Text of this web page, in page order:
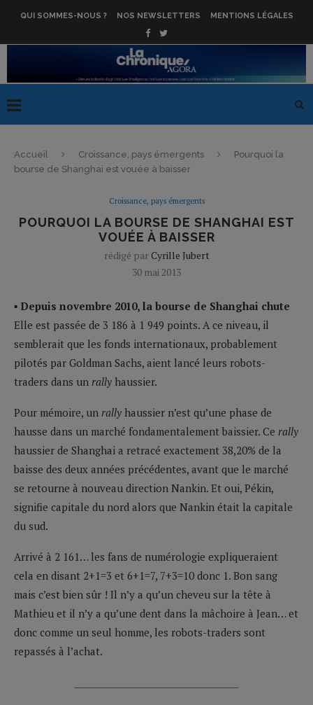
QUI SOMMES-NOUS ? NOS NEWSLETTERS MENTIONS LÉGALES
Accueil Croissance, pays émergents
Pourquoi la
bourse de Shanghai est vouée à baisser
Croissance, pays émergents
POURQUOI LA BOURSE DE SHANGHAI EST
VOUÉE À BAISSER
rédigé parCyrille Jubert
30 mai 2013
▪ Depuis novembre 2010, la bourse de Shanghai chute
Elle est passée de 3 186 à 1 949 points. A ce niveau, il
semblerait que les fonds internationaux, probablement
pilotés par Goldman Sachs, aient lancé leurs robots-
traders dans un rally haussier.
Pour mémoire, un rally haussier n’est qu’une phase de
hausse dans un marché fondamentalement baissier. Ce rally
haussier de Shanghai a retracé exactement 38,20% de la
baisse des deux années précédentes, avant que le marché
se retourne à nouveau direction Nankin. Et oui, Pékin,
signifie capitale du nord alors que Nankin était la capitale
du sud.
Arrivé à 2 161… les fans de numérologie expliqueraient
cela en disant 2+1=3 et 6+1=7, 7+3=10 donc 1. Bon sang
mais c’est bien sûr ! Il n’y a qu’un cheveu sur la tête à
Mathieu et il n’y a qu’une dent dans la mâchoire à Jean… et
donc comme un seul homme, les robots-traders sont
repassés à l’achat.